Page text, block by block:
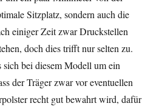
Sitzplatz, sondern auch die
einiger Zeit zwar Druckstellen
doch dies trifft nur selten zu.
sich bei diesem Modell um ein
der Träger zwar vor eventuellen
recht gut bewahrt wird, dafür